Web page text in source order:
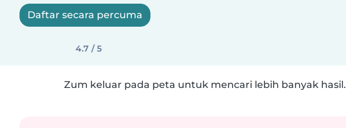
Daftar secara percuma
4.7 / 5
Zum keluar pada peta untuk mencari lebih banyak hasil.